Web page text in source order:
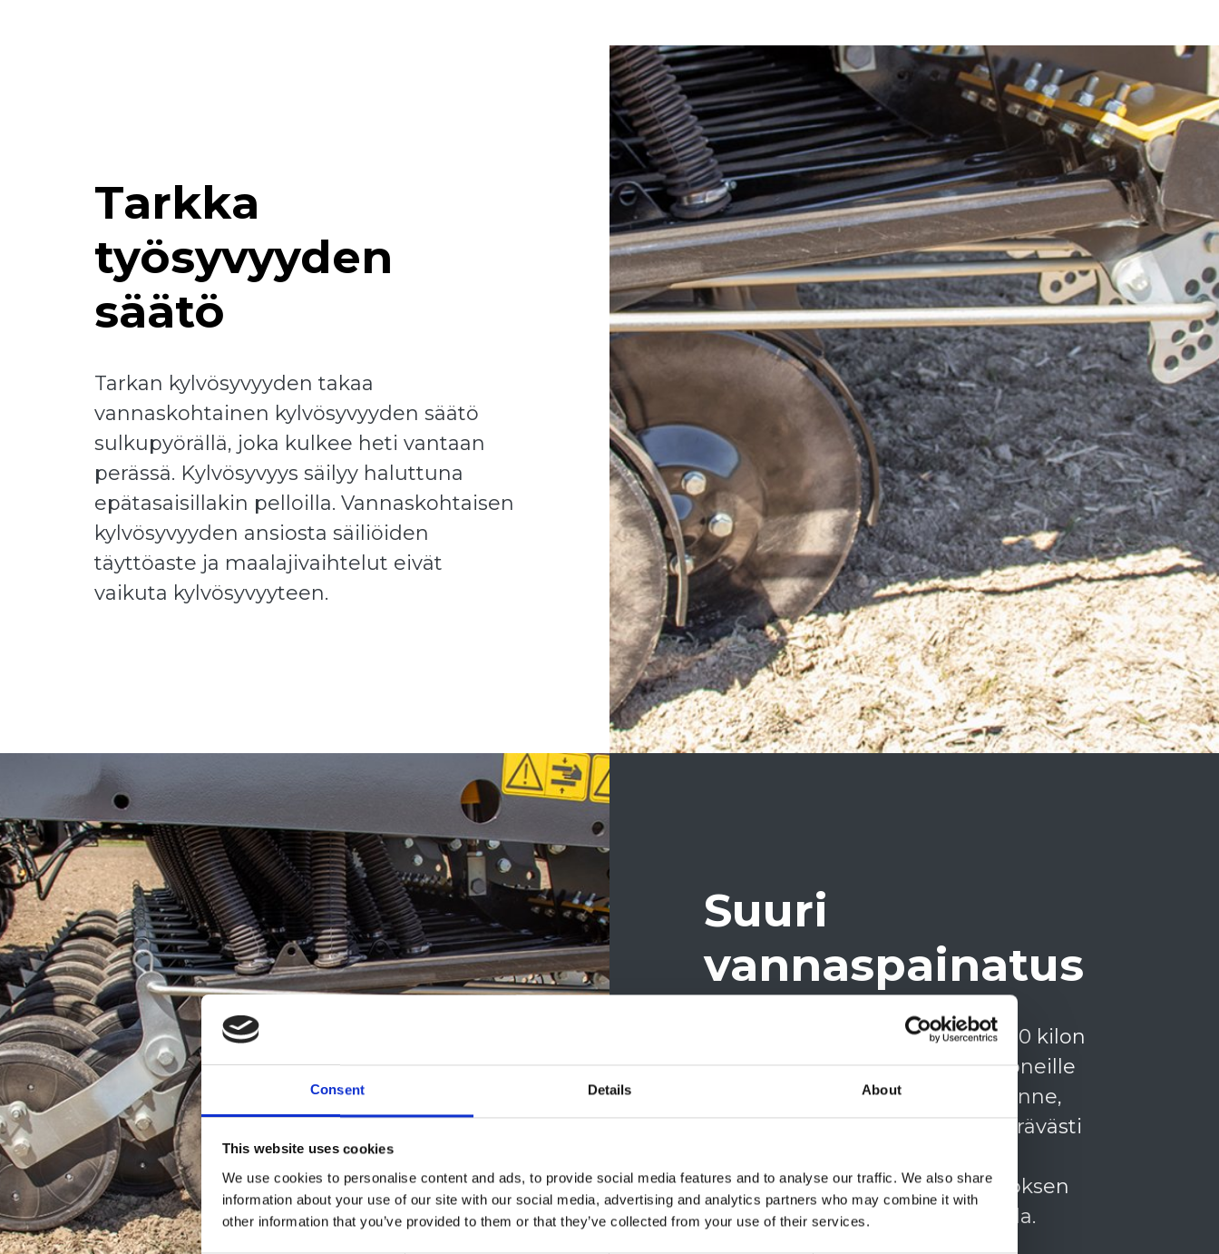
Consent Details About
This website uses cookies
We use cookies to personalise content and ads, to provide social media features and to analyse our traffic. We also share
information about your use of our site with our social media, advertising and analytics partners who may combine it with
other information that you’ve provided to them or that they’ve collected from your use of their services.
Tarkka
työsyvyyden
säätö
Tarkan kylvösyvyyden takaa
vannaskohtainen kylvösyvyyden säätö
sulkupyörällä, joka kulkee heti vantaan
perässä. Kylvösyvyys säilyy haluttuna
epätasaisillakin pelloilla. Vannaskohtaisen
kylvösyvyyden ansiosta säiliöiden
täyttöaste ja maalajivaihtelut eivät
vaikuta kylvösyvyyteen.
Suuri
vannaspainatus
Multiva Cerex kylvökoneiden 120 kilon
vannaspainatus on yleiskylvökoneille
erittäin suuri. Järeä vannasrakenne,
riittävä vannaspainatus sekä terävästi
mahdollistavat tarkan kylvötuloksen
myös minimimuokatulla pellolla.